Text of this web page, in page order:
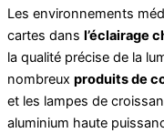
Les environnements
cartes dans l’éclairage
la qualité précise de la
nombreux produits de
et les lampes de
aluminium haute